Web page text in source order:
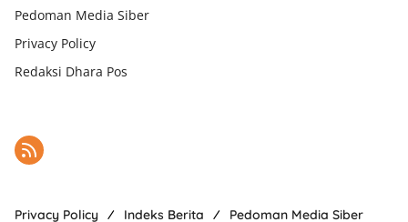
Pedoman Media Siber
Privacy Policy
Redaksi Dhara Pos
Privacy Policy Indeks Berita Pedoman Media Siber